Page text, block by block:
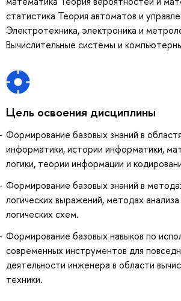
статистика Теория автоматов и
Электротехника, электроника и
Вычислительные системы и
Цель освоения дисциплины
Формирование базовых знаний в
информатики, истории информатики,
логики, теории информации и
Формирование базовых знаний в
логических выражений, методах
логических схем.
Формирование базовых навыков по
современных инструментов для
деятельности инженера в области
техники.